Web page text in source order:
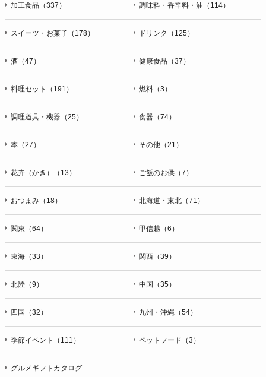
加工食品（337） 調味料・香辛料・油（114）
スイーツ・お菓子（178） ドリンク（125）
酒（47） 健康食品（37）
料理セット（191） 燃料（3）
調理道具・機器（25） 食器（74）
本（27） その他（21）
花卉（かき）（13） ご飯のお供（7）
おつまみ（18） 北海道・東北（71）
関東（64） 甲信越（6）
東海（33） 関西（39）
北陸（9） 中国（35）
四国（32） 九州・沖縄（54）
季節イベント（111） ペットフード（3）
グルメギフトカタログ